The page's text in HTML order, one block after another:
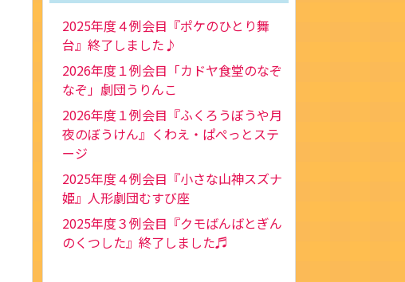
2025年度４例会目『ポケのひとり舞
台』終了しました♪
2026年度１例会目「カドヤ食堂のなぞ
なぞ」劇団うりんこ
2026年度１例会目『ふくろうぼうや月
夜のぼうけん』くわえ・ぱぺっとステ
ージ
2025年度４例会目『小さな山神スズナ
姫』人形劇団むすび座
2025年度３例会目『クモばんばとぎん
のくつした』終了しました♬